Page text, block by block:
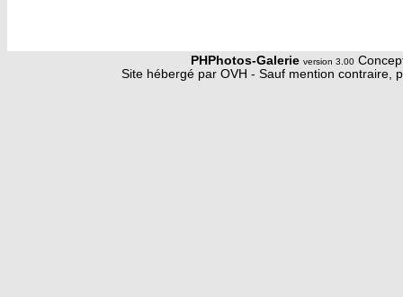
PHPhotos-Galerie version 3.00
Site hébergé par OVH - Sauf mention contraire,